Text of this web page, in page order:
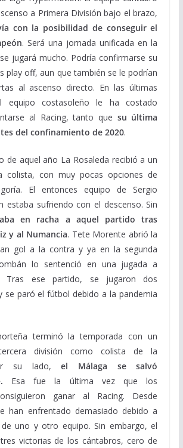
a Primera División bajo el brazo,
con la posibilidad de conseguir el
. Será una jornada unificada en la
jugará mucho. Podría confirmarse su
play off, aun que también se le podrían
al ascenso directo. En las últimas
equipo costasoleño le ha costado
al Racing, tanto que su última
del confinamiento de 2020.
de aquel año La Rosaleda recibió a un
colista, con muy pocas opciones de
El entonces equipo de Sergio
estaba sufriendo con el descenso. Sin
en racha a aquel partido tras
y al Numancia. Tete Morente abrió la
gol a la contra y ya en la segunda
lo sentenció en una jugada a
Tras ese partido, se jugaron dos
se paró el fútbol debido a la pandemia
terminó la temporada con un
división como colista de la
su lado,el Málaga se salvó
Esa fue la última vez que los
ganar al Racing. Desde
han enfrentado demasiado debido a
uno y otro equipo. Sin embargo, el
victorias de los cántabros, cero de